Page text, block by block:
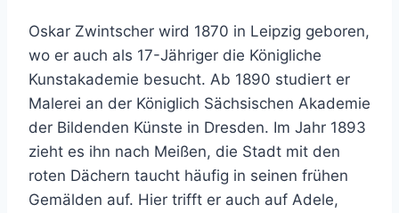
Oskar Zwintscher wird 1870 in Leipzig geboren,
wo er auch als 17-Jähriger die Königliche
Kunstakademie besucht. Ab 1890 studiert er
Malerei an der Königlich Sächsischen Akademie
der Bildenden Künste in Dresden. Im Jahr 1893
zieht es ihn nach Meißen, die Stadt mit den
roten Dächern taucht häufig in seinen frühen
Gemälden auf. Hier trifft er auch auf Adele,